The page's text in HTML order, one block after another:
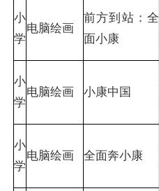
小
学
电脑绘画
前方到站：全
面小康
小
学
电脑绘画 小康中国
小
学
电脑绘画 全面奔小康